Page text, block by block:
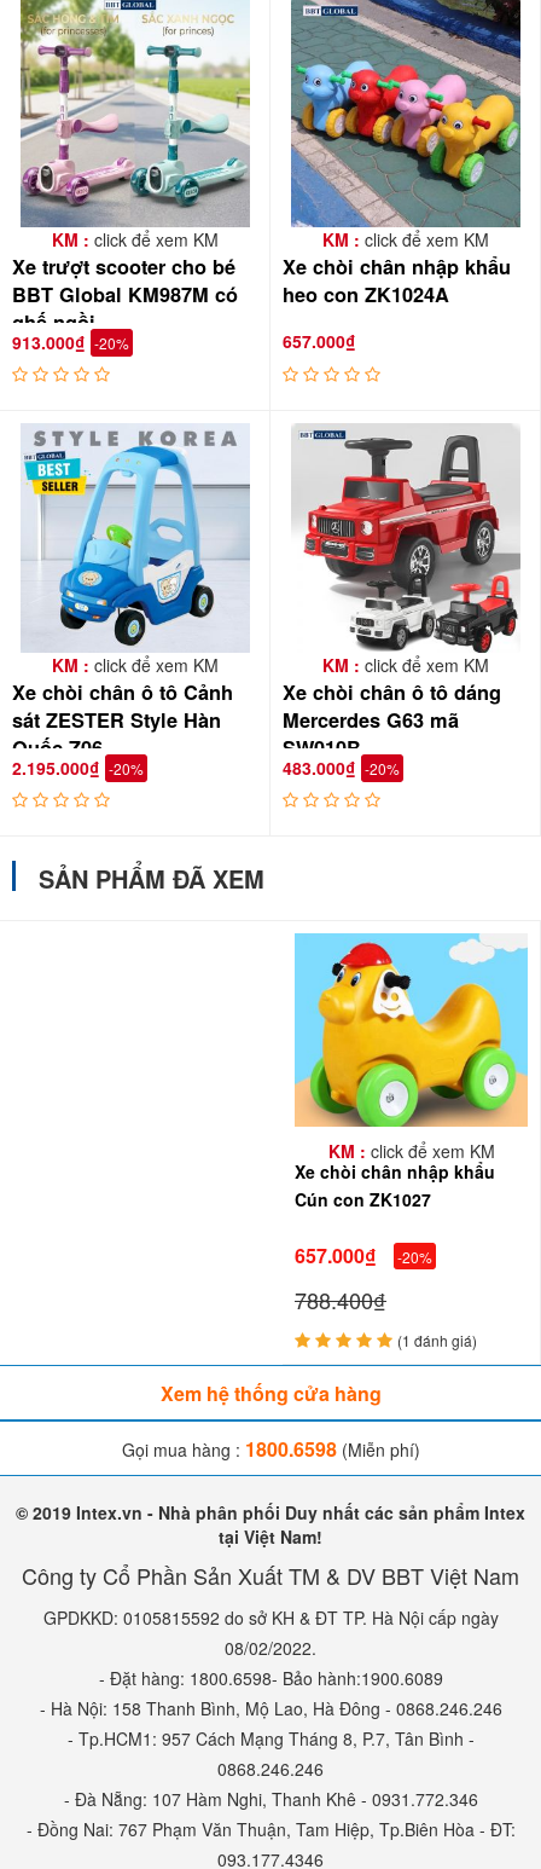
- Phần chỗ ngồi của xe được thiết kế hạ thấp để tạo cảm giác
thoải mái và phía sau cao đỡ bé và sự an toàn tối ưu cho các bé
Sản phẩm
được làm từ chất liệu nhựa
nguyên sinh cao cấp dày dặng, bền bỉ, an toàn tuyệt đối với trẻ
nhỏ. Xe được nhập khẩu theo tiêu chuẩn hàng xuất khẩu sang
thị trường châu Âu với chất lượng cao nhất, tốt nhất.
Hướng dẫn mua hàng:
Bạn có thể đặt mua hàng tại Babycuatoi bằng 1 trong những
cách dưới đây:
- Mua hàng trực tiếp tạihệ thống cửa hàng Babycuatoi
KM : click để xem KM
Xe trượt scooter cho bé
BBT Global KM987M có
ghế ngồi
913.000₫ -20%
KM : click để xem KM
Xe chòi chân nhập khẩu
heo con ZK1024A
657.000₫
KM : click để xem KM
Xe chòi chân ô tô Cảnh
sát ZESTER Style Hàn
Quốc Z06
2.195.000₫ -20%
KM : click để xem KM
Xe chòi chân ô tô dáng
Mercerdes G63 mã
SW010B
483.000₫ -20%
SẢN PHẨM ĐÃ XEM
KM : click để xem KM
Xe chòi chân nhập khẩu
Cún con ZK1027
657.000₫ -20%
788.400₫
(1 đánh giá)
Xem hệ thống cửa hàng
Gọi mua hàng : 1800.6598(Miễn phí)
© 2019 Intex.vn - Nhà phân phối Duy nhất các sản phẩm Intex
tại Việt Nam!
Công ty Cổ Phần Sản Xuất TM & DV BBT Việt Nam
GPDKKD: 0105815592 do sở KH & ĐT TP. Hà Nội cấp ngày
08/02/2022.
- Đặt hàng: 1800.6598- Bảo hành:1900.6089
- Hà Nội: 158 Thanh Bình, Mộ Lao, Hà Đông - 0868.246.246
- Tp.HCM1: 957 Cách Mạng Tháng 8, P.7, Tân Bình -
0868.246.246
- Đà Nẵng: 107 Hàm Nghi, Thanh Khê - 0931.772.346
- Đồng Nai: 767 Phạm Văn Thuận, Tam Hiệp, Tp.Biên Hòa - ĐT:
093.177.4346